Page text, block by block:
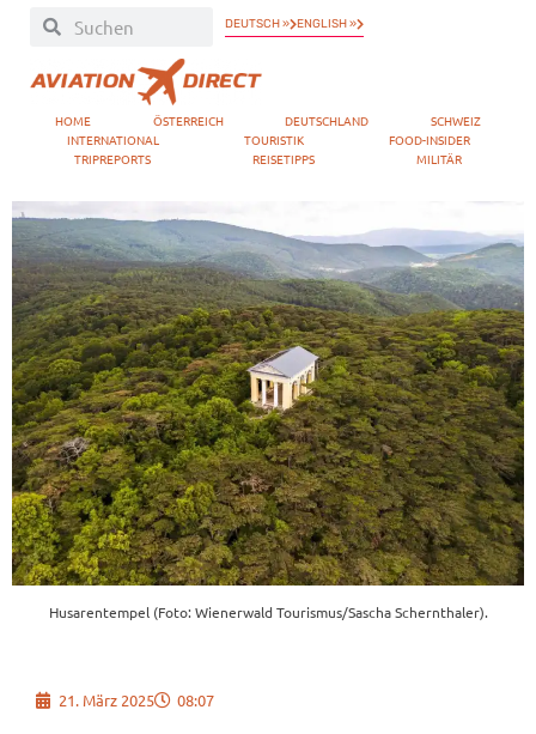
DEUTSCH » ENGLISH »
HOME ÖSTERREICH DEUTSCHLAND
SCHWEIZ
INTERNATIONAL
TOURISTIK
FOOD-INSIDER
TRIPREPORTS
REISETIPPS MILITÄR
Husarentempel (Foto: Wienerwald Tourismus/Sascha Schernthaler).
21. März 2025 08:07